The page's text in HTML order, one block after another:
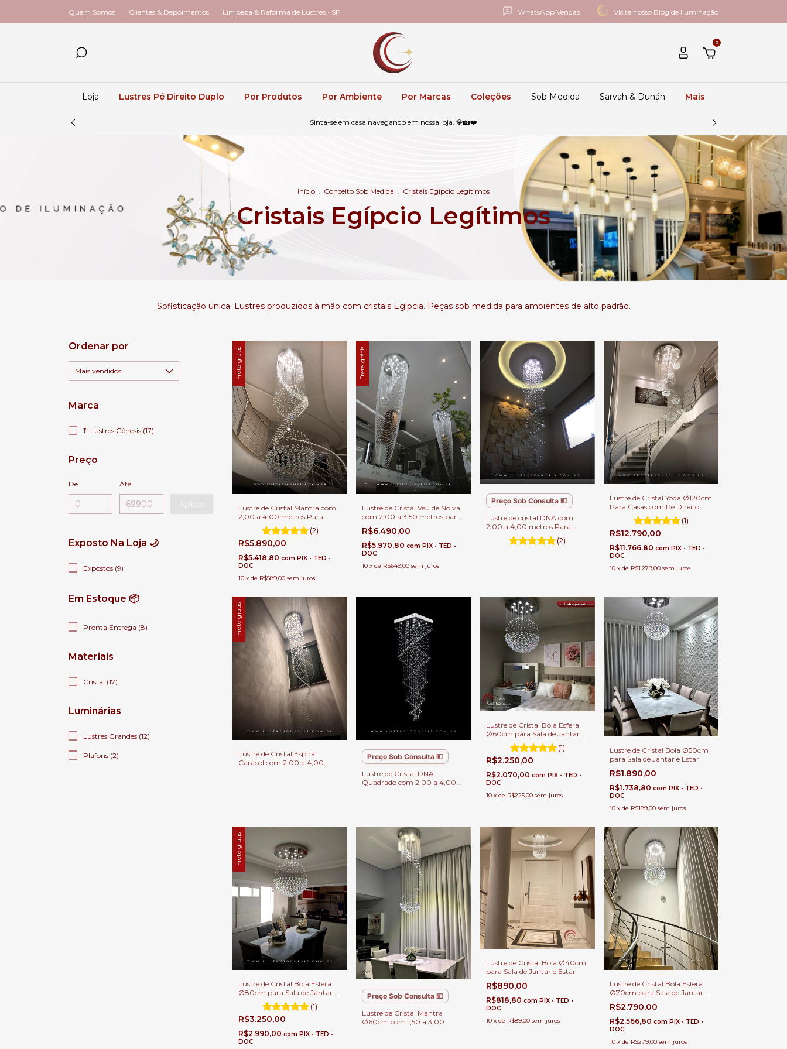
Quem Somos Clientes & Depoimentos Limpeza & Reforma de Lustres • SP WhatsApp Vendas Visite nosso Blog de Iluminação
0
Loja Lustres Pé Direito Duplo Por Produtos Por Ambiente Por Marcas Coleções Sob Medida Sarvah & Dunáh Mais
Sinta-se em casa navegando em nossa loja. 💎🏡❤️
Início . Conceito Sob Medida . Cristais Egípcio Legítimos
Cristais Egípcio Legítimos
Sofisticação única: Lustres produzidos à mão com cristais Egípcia. Peças sob medida para ambientes de alto padrão.
Ordenar por
Marca
1º Lustres Gênesis (17)
Preço
De Até
Exposto Na Loja 🌙
Expostos (9)
Em Estoque 📦
Pronta Entrega (8)
Materiais
Cristal (17)
Luminárias
Lustres Grandes (12)
Plafons (2)
Frete grátis
Lustre de Cristal Mantra com
2,00 a 4,00 metros Para
Casas com Pé Direito Duplo
(2)
R$5.890,00
R$5.418,80 com PIX • TED •
DOC
10 x de R$589,00 sem juros
Frete grátis
Lustre de Cristal Véu de Noiva
com 2,00 a 3,50 metros para
Casas Pé Direito Duplo.
R$6.490,00
R$5.970,80com PIX • TED •
DOC
10 xde R$649,00 sem juros
Preço Sob Consulta 💵
Lustre de cristal DNA com
2,00 a 4,00 metros Para
Casas com Pé Direito Duplo.
(2)
Lustre de Cristal Yôda Ø120cm
Para Casas com Pé Direito
(1)
R$12.790,00
R$11.766,80 com PIX • TED •
DOC
10 x de R$1.279,00 sem juros
Frete grátis
Lustre de Cristal Espiral
Caracol com 2,00 a 4,00
Preço Sob Consulta 💵
Lustre de Cristal DNA
Quadrado com 2,00 a 4,00
Lustre de Cristal Bola Esfera
Ø60cm para Sala de Jantar e
(1)
R$2.250,00
R$2.070,00 com PIX • TED •
DOC
10 x de R$225,00 sem juros
Lustre de Cristal Bola Ø50cm
para Sala de Jantar e Estar
R$1.890,00
R$1.738,80 com PIX • TED •
DOC
10 x de R$189,00 sem juros
Frete grátis
Lustre de Cristal Bola Esfera
Ø80cm para Sala de Jantar e
(1)
R$3.250,00
R$2.990,00 com PIX • TED •
DOC
Preço Sob Consulta 💵
Lustre de Cristal Mantra
Ø60cm com 1,50 a 3,00
Lustre de Cristal Bola Ø40cm
para Sala de Jantar e Estar
R$890,00
R$818,80 com PIX • TED •
DOC
10 x de R$89,00 sem juros
Lustre de Cristal Bola Esfera
Ø70cm para Sala de Jantar e
Estar
R$2.790,00
R$2.566,80 com PIX • TED •
DOC
10 x de R$279,00 sem juros